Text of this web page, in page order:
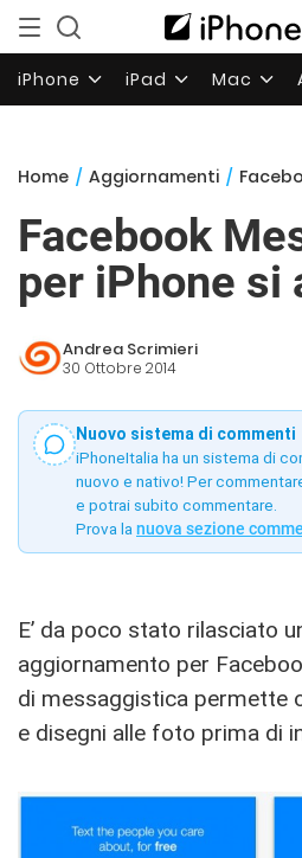
iPhone iPad Mac
Home / Aggiornamenti / Facebook
Facebook
per iPhone si
Andrea Scrimieri
30 Ottobre 2014
Nuovo sistema di commenti
iPhoneItalia ha un sistema di
nuovo e nativo! Per
e potrai subito commentare.
Prova la nuova sezione
E’ da poco stato rilasciato
aggiornamento per
di messaggistica permette
e disegni alle foto prima di